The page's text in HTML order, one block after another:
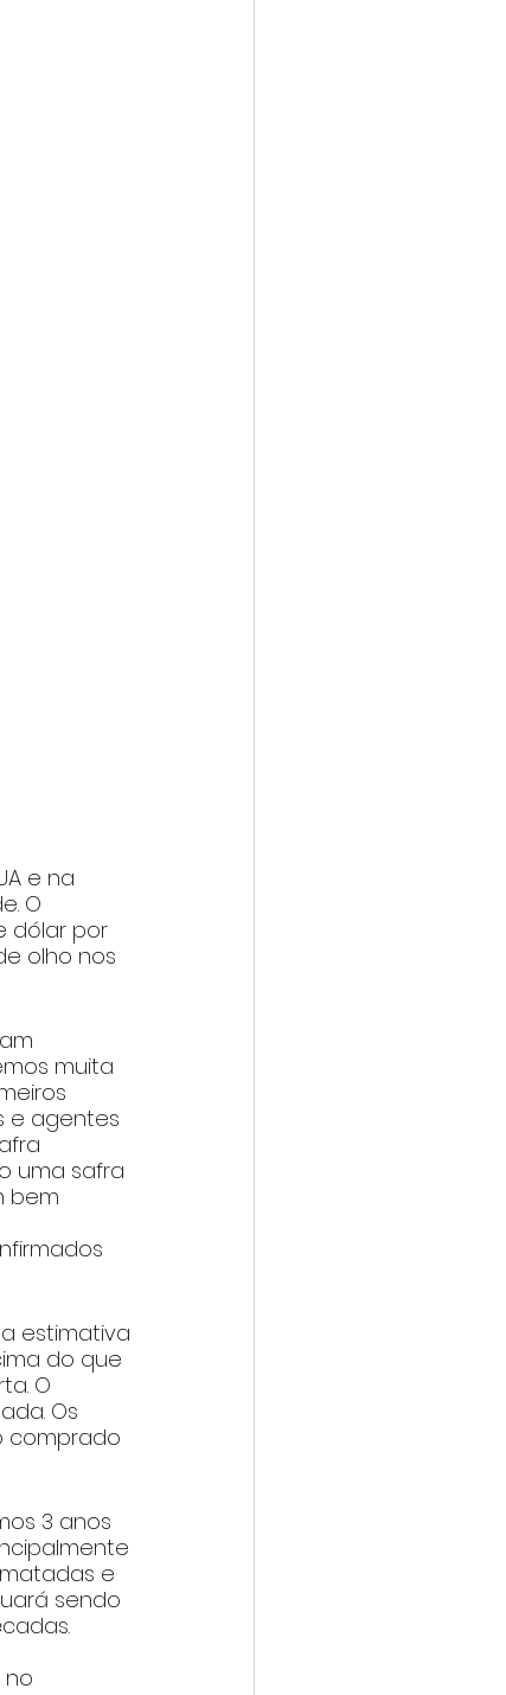
e na
O
dólar por
olho nos
muita
e agentes
uma safra
bem
estimativa
do que
O
Os
comprado
3 anos
e
sendo
no